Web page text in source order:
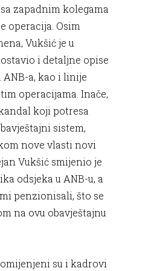
zapadnim kolegama
operacija. Osim
Vukšić je u
i detaljne opise
ANB-a, kao i linije
operacijama. Inače,
koji potresa
sistem,
nove vlasti novi
Vukšić smijenio je
odsjeka u ANB-u, a
penzionisali, što se
na ovu obavještajnu
su i kadrovi